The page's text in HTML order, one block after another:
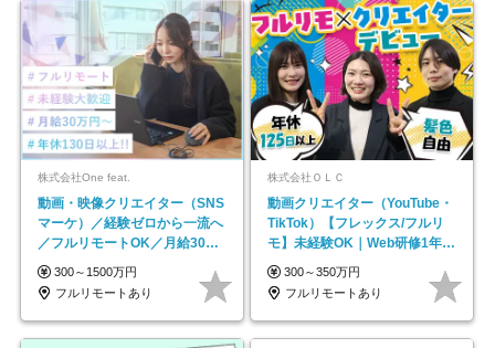
株式会社One feat.
動画・映像クリエイター（SNS
マーケ）／経験ゼロから一流へ
／フルリモートOK／月給30万
円～／年休130日以上
300～1500万円
フルリモートあり
株式会社ＯＬＣ
動画クリエイター（YouTube・
TikTok）【フレックス/フルリ
モ】未経験OK｜Web研修1年間
｜副業OK
300～350万円
フルリモートあり